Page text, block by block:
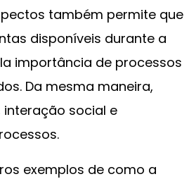
também permite que
disponíveis durante a
importância de processos
Da mesma maneira,
social e
exemplos de como a